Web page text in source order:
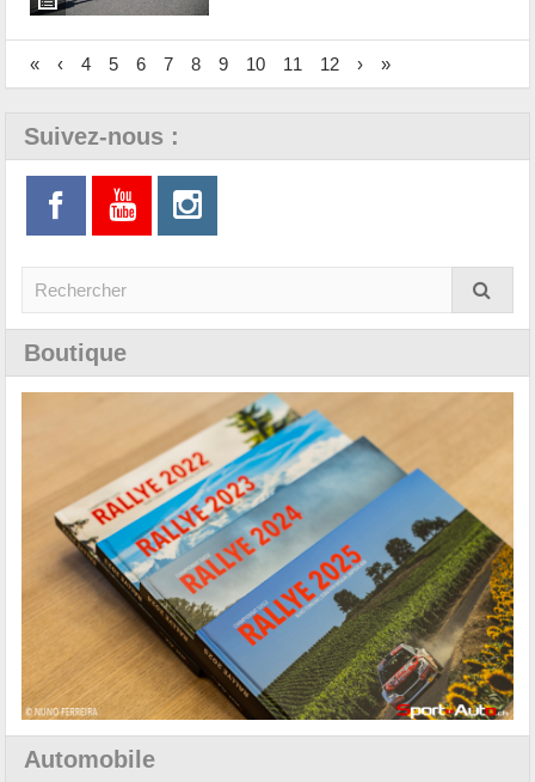
« ‹ 4 5 6 7 8 9 10 11 12 › »
Suivez-nous :
Boutique
Automobile